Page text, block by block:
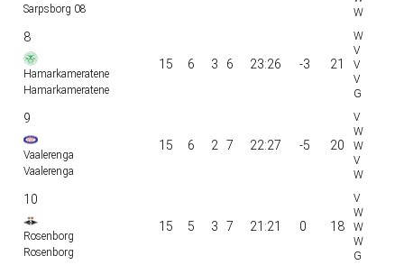
Sarpsborg 08
8
Hamarkameratene
Hamarkameratene
15 6 3 6 23:26 -3 21
9
Vaalerenga
Vaalerenga
15 6 2 7 22:27 -5 20
10
Rosenborg
Rosenborg
15 5 3 7 21:21 0 18